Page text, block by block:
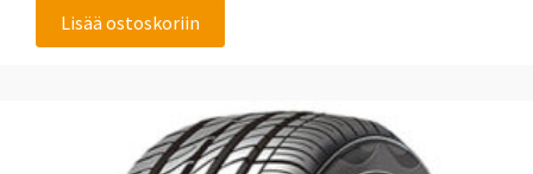
Lisää ostoskoriin